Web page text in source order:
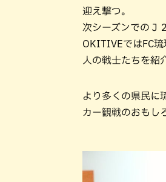
迎え撃つ。
次シーズンでのＪ
OKITIVEではFC
人の戦士たちを紹
より多くの県民に
カー観戦のおもし